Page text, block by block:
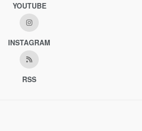
YOUTUBE
INSTAGRAM
RSS